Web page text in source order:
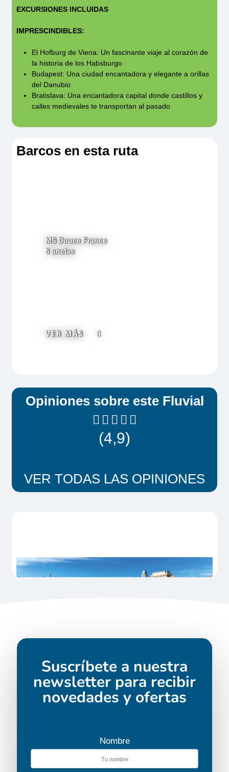
EXCURSIONES INCLUIDAS
IMPRESCINDIBLES:
El Hofburg de Viena: Un fascinante viaje al corazón de
la historia de los Habsburgo
Budapest: Una ciudad encantadora y elegante a orillas
del Danubio
Bratislava: Una encantadora capital donde castillos y
calles medievales te transportan al pasado
Barcos en esta ruta
MS Douce France
5 anclas
VER MÁS
Opiniones sobre este Fluvial
(4,9)
VER TODAS LAS OPINIONES
Suscríbete a nuestra
newsletter para recibir
novedades y ofertas
Nombre